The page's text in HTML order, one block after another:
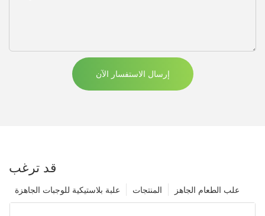
إرسال الاستفسار الآن
قد ترغب
علب الطعام الجاهز المنتجات علبة بلاستيكية للوجبات الجاهزة